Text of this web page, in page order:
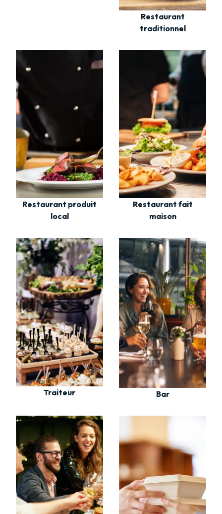
Restaurant
traditionnel
Restaurant produit
local
Restaurant fait
maison
Traiteur Bar